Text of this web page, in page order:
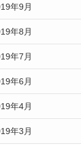
年9月
年8月
年7月
年6月
年4月
年3月